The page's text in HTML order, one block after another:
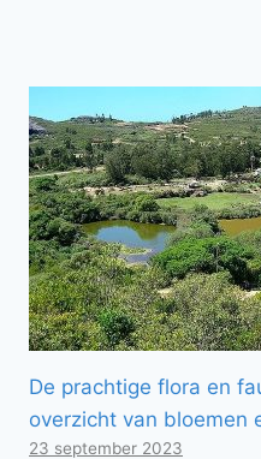
De prachtige flora en
overzicht van bloemen
23 september 2023